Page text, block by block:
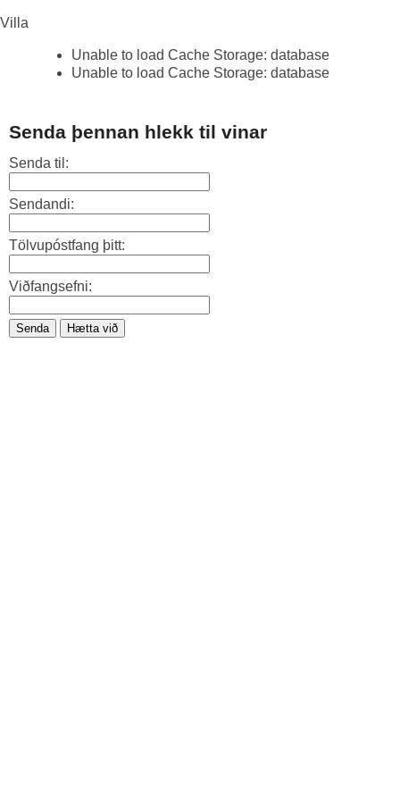
Villa
Unable to load Cache Storage: database
Unable to load Cache Storage: database
Senda þennan hlekk til vinar
Senda til:
Sendandi:
Tölvupóstfang þitt:
Viðfangsefni:
Senda Hætta við